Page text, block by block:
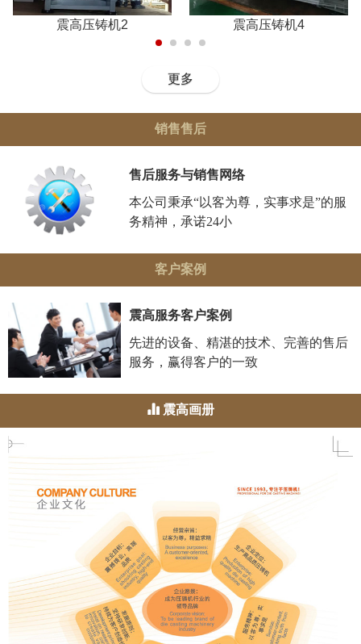
震高压铸机2 震高压铸机4
更多
销售售后
售后服务与销售网络
本公司秉承“以客为尊，实事求是”的服
务精神，承诺24小
客户案例
震高服务客户案例
先进的设备、精湛的技术、完善的售后
服务，赢得客户的一致
震高画册